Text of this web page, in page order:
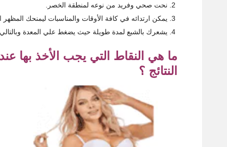
نحت صحي وفريد من نوعه لمنطقة الخصر.
يمكن ارتدائه في كافة الأوقات والمناسبات ليمنحك
يشعرك بالشبع لمدة طويلة حيث يضغط علي المعدة
ما هي النقاط التي يجب الأخذ
النتائج ؟